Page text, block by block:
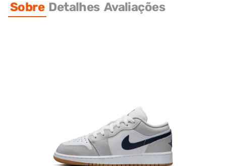
Sobre Detalhes Avaliações